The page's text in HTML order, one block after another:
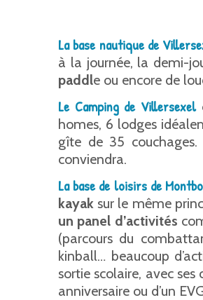
La base nautique de
à la journée, la demi-
paddle ou encore de
Le Camping de Villersexel
homes, 6 lodges
gîte de 35
conviendra.
La base de loisirs de
kayak sur le même
un panel d’activités
(parcours du
kinball… beaucoup
sortie scolaire, avec ses
anniversaire ou d’un